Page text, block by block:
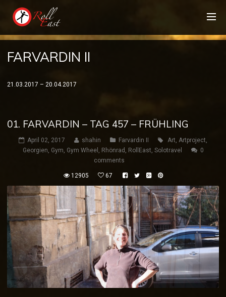
FARVARDIN II
21.03.2017 – 20.04.2017
01. FARVARDIN – TAG 457 – FRÜHLING
April 02, 2017 shahin Farvardin II Art, Artproject,
Georgien, Gym, Gym Wheel , Rhönrad , RollEast, Solotravel
0
comments
12905 67